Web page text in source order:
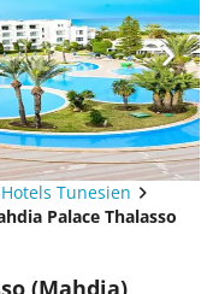
Hotels Tunesien
Palace Thalasso
(Mahdia)